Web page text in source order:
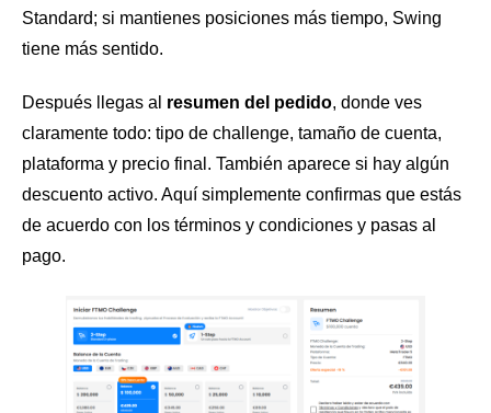
Standard; si mantienes posiciones más tiempo, Swing
tiene más sentido.
Después llegas al resumen del pedido, donde ves
claramente todo: tipo de challenge, tamaño de cuenta,
plataforma y precio final. También aparece si hay algún
descuento activo. Aquí simplemente confirmas que estás
de acuerdo con los términos y condiciones y pasas al
pago.